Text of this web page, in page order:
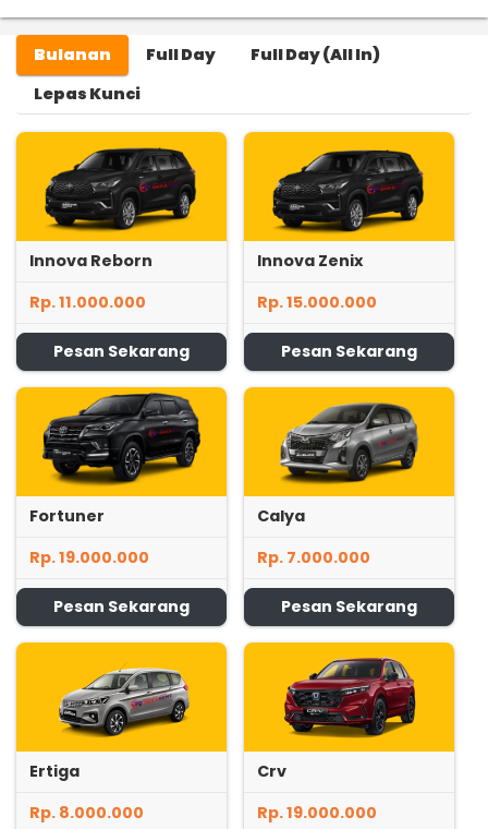
Bulanan Full Day
Full Day (All In)
Lepas Kunci
Innova Reborn
Rp. 11.000.000
Pesan Sekarang
Innova Zenix
Rp. 15.000.000
Pesan Sekarang
Fortuner
Rp. 19.000.000
Pesan Sekarang
Calya
Rp. 7.000.000
Pesan Sekarang
Ertiga
Rp. 8.000.000
Crv
Rp. 19.000.000